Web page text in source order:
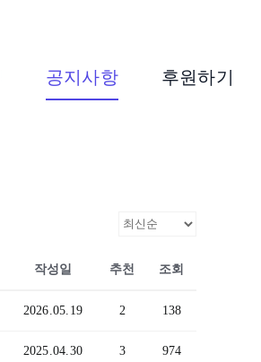
공지사항 후원하기
작성일 추천 조회
2026.05.19 2 138
2025.04.30 3 974